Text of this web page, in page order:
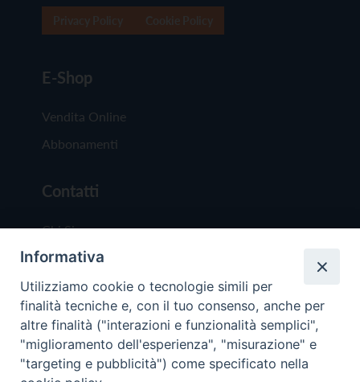
E-Shop
Vendita Online
Abbonamenti
Contatti
Chi Siamo
Redazione
Scrivici
Informativa
Utilizziamo cookie o tecnologie simili per
finalità tecniche e, con il tuo consenso, anche per
altre finalità ("interazioni e funzionalità semplici",
"miglioramento dell'esperienza", "misurazione" e
"targeting e pubblicità") come specificato nella